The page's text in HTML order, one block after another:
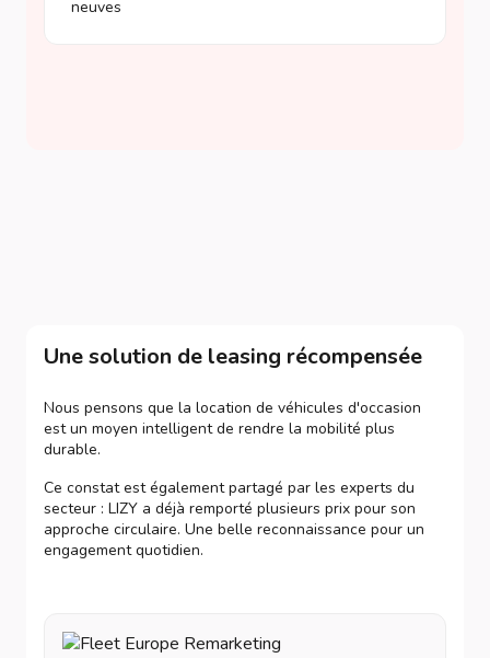
neuves
Une solution de leasing récompensée
Nous pensons que la location de véhicules d'occasion
est un moyen intelligent de rendre la mobilité plus
durable.
Ce constat est également partagé par les experts du
secteur : LIZY a déjà remporté plusieurs prix pour son
approche circulaire. Une belle reconnaissance pour un
engagement quotidien.